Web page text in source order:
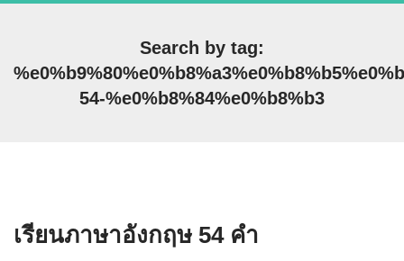
Search by tag:
54-%e0%b8%84%e0%b8%b3
เรียนภาษาอังกฤษ 54 คำ